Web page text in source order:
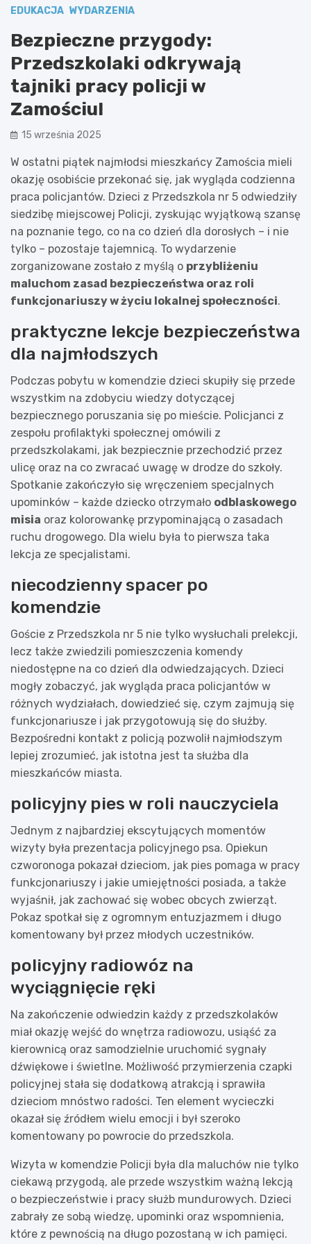
EDUKACJA WYDARZENIA
Bezpieczne przygody:
Przedszkolaki odkrywają
tajniki pracy policji w
Zamościu!
15 września 2025
W ostatni piątek najmłodsi mieszkańcy Zamościa mieli
okazję osobiście przekonać się, jak wygląda codzienna
praca policjantów. Dzieci z Przedszkola nr 5 odwiedziły
siedzibę miejscowej Policji, zyskując wyjątkową szansę
na poznanie tego, co na co dzień dla dorosłych – i nie
tylko – pozostaje tajemnicą. To wydarzenie
zorganizowane zostało z myślą o przybliżeniu
maluchom zasad bezpieczeństwa oraz roli
funkcjonariuszy w życiu lokalnej społeczności.
praktyczne lekcje bezpieczeństwa
dla najmłodszych
Podczas pobytu w komendzie dzieci skupiły się przede
wszystkim na zdobyciu wiedzy dotyczącej
bezpiecznego poruszania się po mieście. Policjanci z
zespołu profilaktyki społecznej omówili z
przedszkolakami, jak bezpiecznie przechodzić przez
ulicę oraz na co zwracać uwagę w drodze do szkoły.
Spotkanie zakończyło się wręczeniem specjalnych
upominków – każde dziecko otrzymało odblaskowego
misia oraz kolorowankę przypominającą o zasadach
ruchu drogowego. Dla wielu była to pierwsza taka
lekcja ze specjalistami.
niecodzienny spacer po
komendzie
Goście z Przedszkola nr 5 nie tylko wysłuchali prelekcji,
lecz także zwiedzili pomieszczenia komendy
niedostępne na co dzień dla odwiedzających. Dzieci
mogły zobaczyć, jak wygląda praca policjantów w
różnych wydziałach, dowiedzieć się, czym zajmują się
funkcjonariusze i jak przygotowują się do służby.
Bezpośredni kontakt z policją pozwolił najmłodszym
lepiej zrozumieć, jak istotna jest ta służba dla
mieszkańców miasta.
policyjny pies w roli nauczyciela
Jednym z najbardziej ekscytujących momentów
wizyty była prezentacja policyjnego psa. Opiekun
czworonoga pokazał dzieciom, jak pies pomaga w pracy
funkcjonariuszy i jakie umiejętności posiada, a także
wyjaśnił, jak zachować się wobec obcych zwierząt.
Pokaz spotkał się z ogromnym entuzjazmem i długo
komentowany był przez młodych uczestników.
policyjny radiowóz na
wyciągnięcie ręki
Na zakończenie odwiedzin każdy z przedszkolaków
miał okazję wejść do wnętrza radiowozu, usiąść za
kierownicą oraz samodzielnie uruchomić sygnały
dźwiękowe i świetlne. Możliwość przymierzenia czapki
policyjnej stała się dodatkową atrakcją i sprawiła
dzieciom mnóstwo radości. Ten element wycieczki
okazał się źródłem wielu emocji i był szeroko
komentowany po powrocie do przedszkola.
Wizyta w komendzie Policji była dla maluchów nie tylko
ciekawą przygodą, ale przede wszystkim ważną lekcją
o bezpieczeństwie i pracy służb mundurowych. Dzieci
zabrały ze sobą wiedzę, upominki oraz wspomnienia,
które z pewnością na długo pozostaną w ich pamięci.